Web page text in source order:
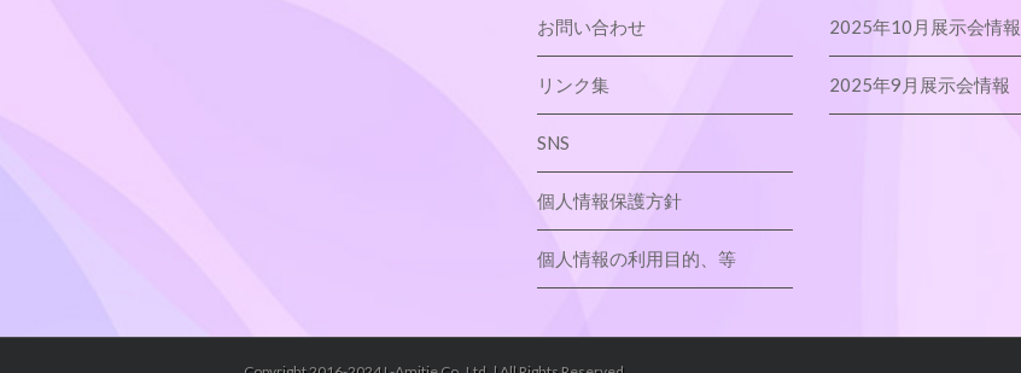
お問い合わせ
リンク集
SNS
個人情報保護方針
個人情報の利用目的、等
2025年10月展示会情報
2025年9月展示会情報